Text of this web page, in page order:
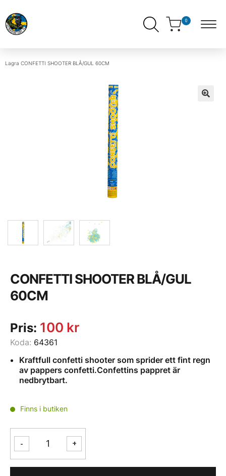
0
Lagra CONFETTI SHOOTER BLÅ/GUL 60CM
CONFETTI SHOOTER BLÅ/GUL
60CM
Koda: 64361
Kraftfull confetti shooter som sprider ett fint regn
av pappers confetti.Confettins pappret är
nedbrytbart.
Finns i butiken
-
CONFETTI
SHOOTER
BLÅ/GUL
+
Pris: 100 kr